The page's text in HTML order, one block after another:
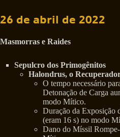
26 de abril de 2022
Masmorras e Raides
Sepulcro dos Primogênitos
Halondrus, o
O tempo necessário
Detonação de Carga
modo Mítico.
Duração da Exposição
(eram 16 s) no modo
Dano do Míssil